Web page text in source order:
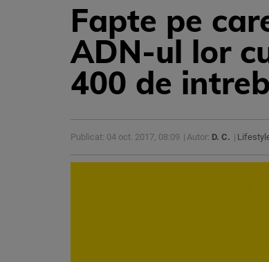
Fapte pe
ADN-ul lor
400 de
Publicat: 04 oct. 2017, 08:09 Autor: D. C.